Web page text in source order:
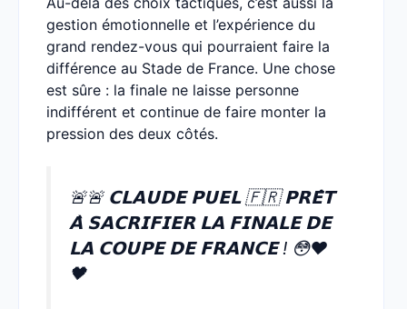
gestion émotionnelle et l’expérience du
grand rendez-vous qui pourraient faire la
différence au Stade de France. Une chose
est sûre : la finale ne laisse personne
indifférent et continue de faire monter la
pression des deux côtés.
🚨🚨 𝗖𝗟𝗔𝗨𝗗𝗘 𝗣𝗨𝗘𝗟 🇫🇷 𝗣𝗥𝗘̂𝗧
𝗔̀ 𝗦𝗔𝗖𝗥𝗜𝗙𝗜𝗘𝗥 𝗟𝗔 𝗙𝗜𝗡𝗔𝗟𝗘 𝗗𝗘
𝗟𝗔 𝗖𝗢𝗨𝗣𝗘 𝗗𝗘 𝗙𝗥𝗔𝗡𝗖𝗘 ! 😳❤️
🖤